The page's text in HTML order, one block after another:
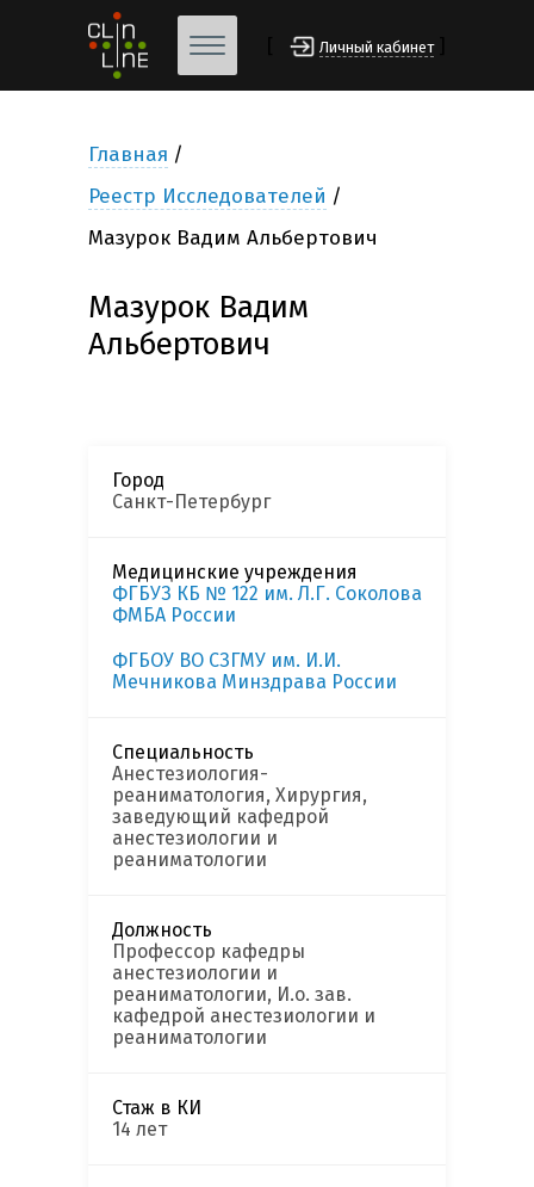
Личный кабинет
Главная
Реестр Исследователей
Мазурок Вадим Альбертович
Мазурок Вадим
Альбертович
Город
Санкт-Петербург
Медицинские учреждения
ФГБУЗ КБ № 122 им. Л.Г. Соколова
ФМБА России
ФГБОУ ВО СЗГМУ им. И.И.
Мечникова Минздрава России
Специальность
Анестезиология-
реаниматология, Хирургия,
заведующий кафедрой
анестезиологии и
реаниматологии
Должность
Профессор кафедры
анестезиологии и
реаниматологии, И.о. зав.
кафедрой анестезиологии и
реаниматологии
Стаж в КИ
14 лет